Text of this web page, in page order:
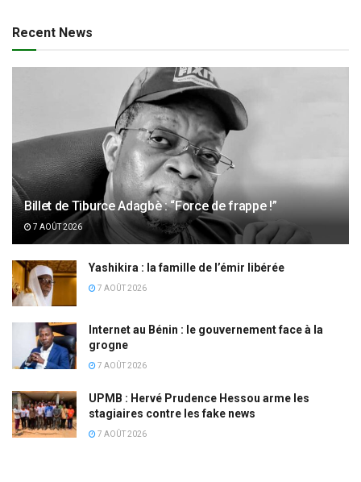
Recent News
Billet de Tiburce Adagbè : “Force de frappe !”
7 AOÛT 2026
Yashikira : la famille de l’émir libérée
7 AOÛT 2026
Internet au Bénin : le gouvernement face à la
grogne
7 AOÛT 2026
UPMB : Hervé Prudence Hessou arme les
stagiaires contre les fake news
7 AOÛT 2026